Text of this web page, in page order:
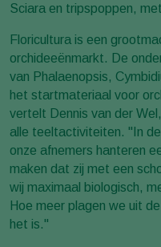
Sciara en tripspoppen,
Floricultura is een
orchideeënmarkt. De
van Phalaenopsis,
het startmateriaal voor
vertelt Dennis van der
alle teeltactiviteiten. "In
onze afnemers hanteren
maken dat zij met een
wij maximaal biologisch,
Hoe meer plagen we uit
het is."